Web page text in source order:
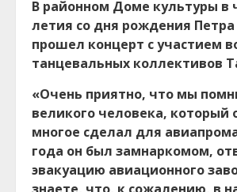
В районном Доме культуры в
летия со дня рождения
прошел концерт с участием
танцевальных коллективов
«Очень приятно, что мы
великого человека, который
многое сделал для
года он был замнаркомом,
эвакуацию авиационного